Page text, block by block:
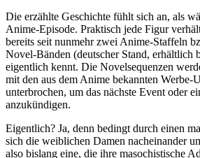
Die erzählte Geschichte fühlt sich an, als
Anime-Episode. Praktisch jede Figur
bereits seit nunmehr zwei Anime-Staffeln
Novel-Bänden (deutscher Stand,
eigentlich kennt. Die Novelsequenzen
mit den aus dem Anime bekannten Werbe-
unterbrochen, um das nächste Event oder
anzukündigen.
Eigentlich? Ja, denn bedingt durch einen
sich die weiblichen Damen nacheinander
also bislang eine, die ihre masochistische